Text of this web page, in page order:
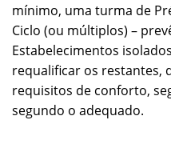
mínimo, uma turma de
Ciclo (ou múltiplos) –
Estabelecimentos
requalificar os restantes,
requisitos de conforto,
segundo o adequado.